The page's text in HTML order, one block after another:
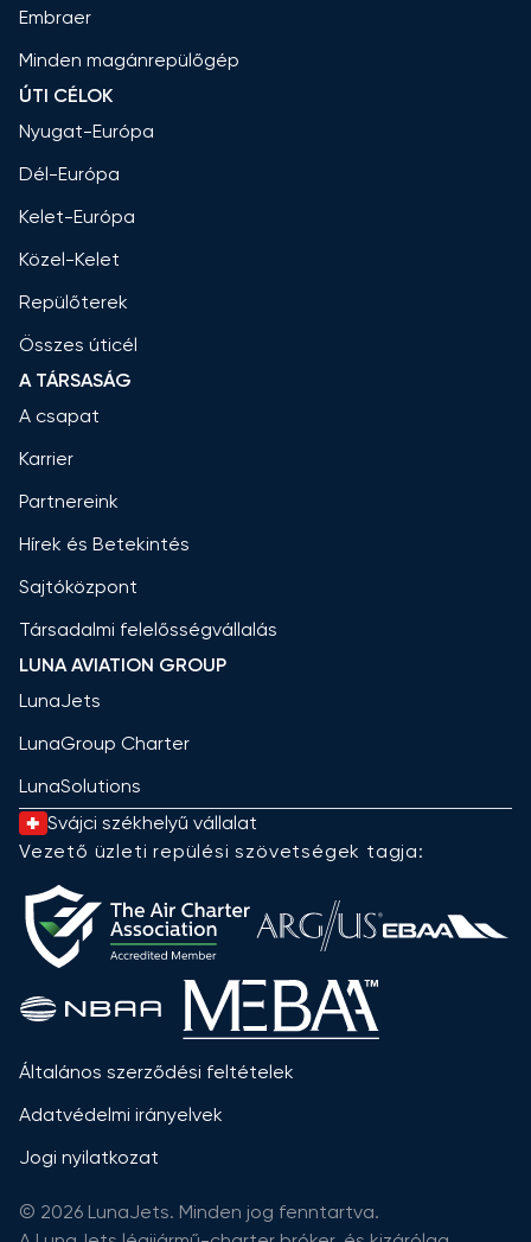
Embraer
Minden magánrepülőgép
ÚTI CÉLOK
Nyugat-Európa
Dél-Európa
Kelet-Európa
Közel-Kelet
Repülőterek
Összes úticél
A TÁRSASÁG
A csapat
Karrier
Partnereink
Hírek és Betekintés
Sajtóközpont
Társadalmi felelősségvállalás
LUNA AVIATION GROUP
LunaJets
LunaGroup Charter
LunaSolutions
Svájci székhelyű vállalat
Vezető üzleti repülési szövetségek tagja:
Általános szerződési feltételek
Adatvédelmi irányelvek
Jogi nyilatkozat
© 2026 LunaJets. Minden jog fenntartva.